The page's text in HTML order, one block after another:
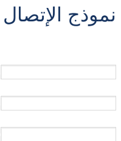
نموذج الإتصال